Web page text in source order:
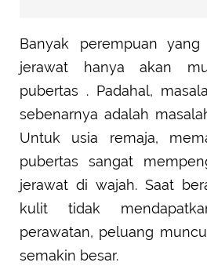
Banyak perempuan
jerawat hanya akan
pubertas . Padahal,
sebenarnya adalah
Untuk usia remaja,
pubertas sangat
jerawat di wajah. Saat
kulit tidak
perawatan, peluang
semakin besar.